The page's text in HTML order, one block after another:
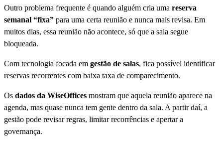
Outro problema frequente é quando alguém cria uma reserva
semanal “fixa” para uma certa reunião e nunca mais revisa. Em
muitos dias, essa reunião não acontece, só que a sala segue
bloqueada.
Com tecnologia focada em gestão de salas, fica possível identificar
reservas recorrentes com baixa taxa de comparecimento.
Os dados da WiseOffices mostram que aquela reunião aparece na
agenda, mas quase nunca tem gente dentro da sala. A partir daí, a
gestão pode revisar regras, limitar recorrências e apertar a
governança.